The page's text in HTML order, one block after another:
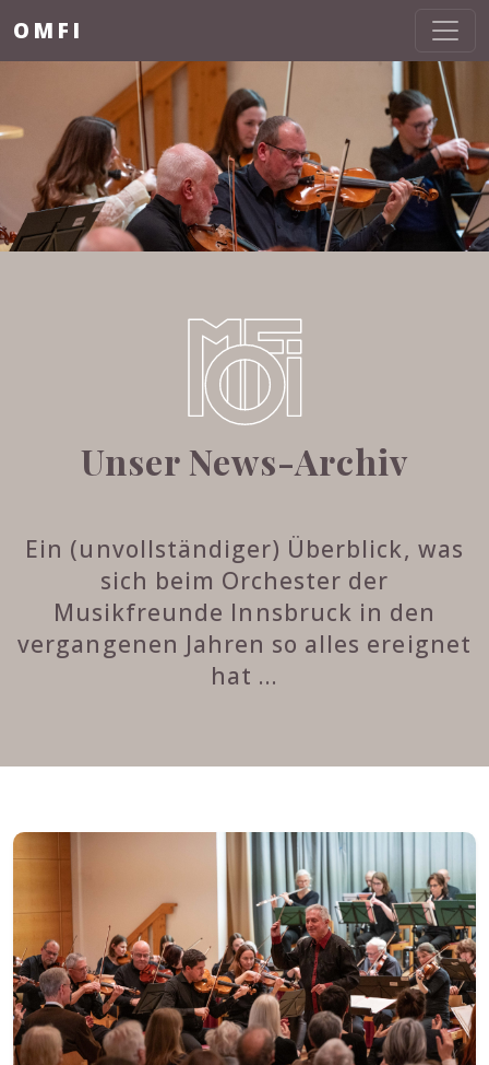
OMFI
Unser News-Archiv
Ein (unvollständiger) Überblick, was
sich beim Orchester der
Musikfreunde Innsbruck in den
vergangenen Jahren so alles ereignet
hat ...